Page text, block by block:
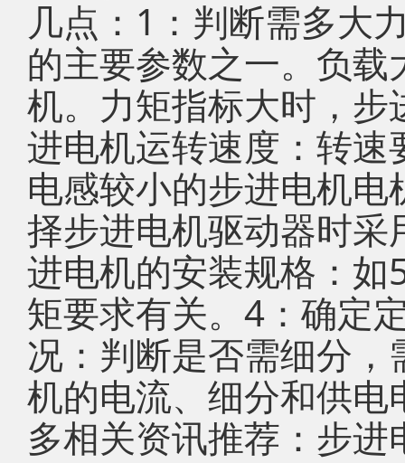
几点：1：判断需多大
的主要参数之一。负
机。力矩指标大时，
进电机运转速度：转
电感较小的步进电机
择步进电机驱动器时
进电机的安装规格：
矩要求有关。4：确定
况：判断是否需细分
机的电流、细分和供
多相关资讯推荐：步进